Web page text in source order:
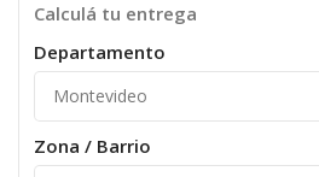
Calculá tu entrega
Departamento
Zona / Barrio